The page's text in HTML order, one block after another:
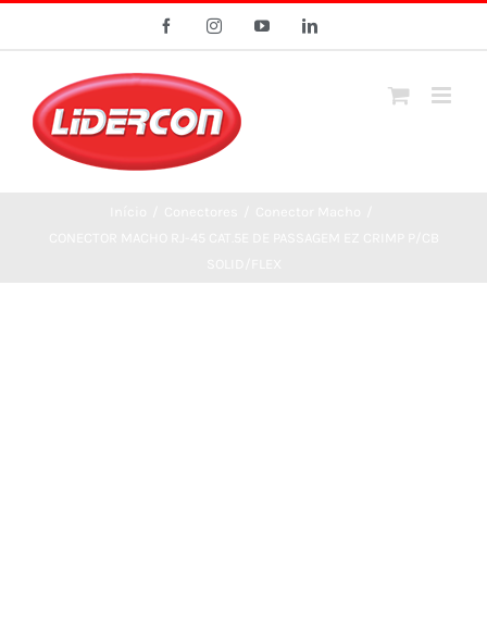
conteúdo
FacebookInstagramYouTubeLinkedIn